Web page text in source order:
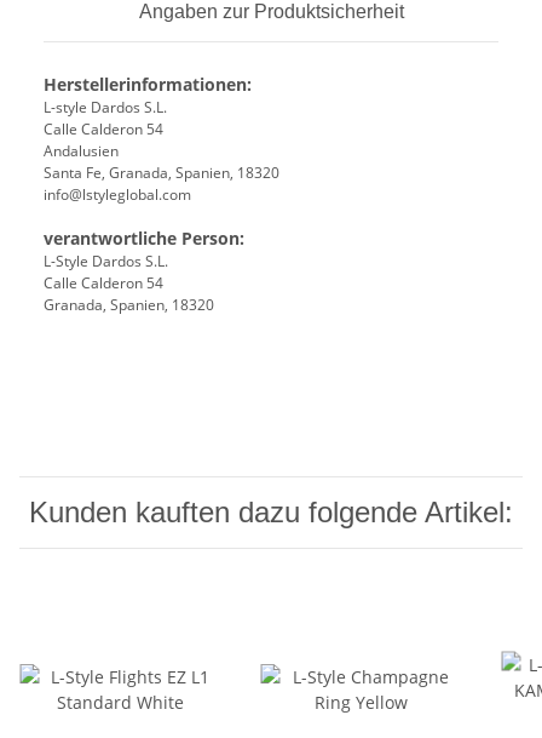
Angaben zur Produktsicherheit
Herstellerinformationen:
L-style Dardos S.L.
Calle Calderon 54
Andalusien
Santa Fe, Granada, Spanien, 18320
info@lstyleglobal.com
verantwortliche Person:
L-Style Dardos S.L.
Calle Calderon 54
Granada, Spanien, 18320
Kunden kauften dazu folgende Artikel: